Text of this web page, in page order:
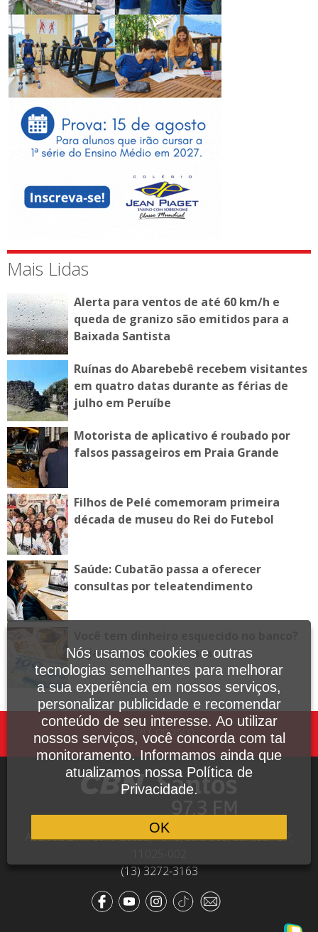
Mais Lidas
Alerta para ventos de até 60 km/h e
queda de granizo são emitidos para a
Baixada Santista
Ruínas do Abarebebê recebem visitantes
em quatro datas durante as férias de
julho em Peruíbe
Motorista de aplicativo é roubado por
falsos passageiros em Praia Grande
Filhos de Pelé comemoram primeira
década de museu do Rei do Futebol
Saúde: Cubatão passa a oferecer
consultas por teleatendimento
Veja como checar e sacar
Fale Conosco
Avenida Dr. Pedro Lessa, 1640, sala 809, Santos - SP,
(13) 3272-3163
Nós usamos cookies e outras
tecnologias semelhantes para melhorar
a sua experiência em nossos serviços,
personalizar publicidade e recomendar
conteúdo de seu interesse. Ao utilizar
nossos serviços, você concorda com tal
monitoramento. Informamos ainda que
atualizamos nossa Política de
Privacidade.
OK